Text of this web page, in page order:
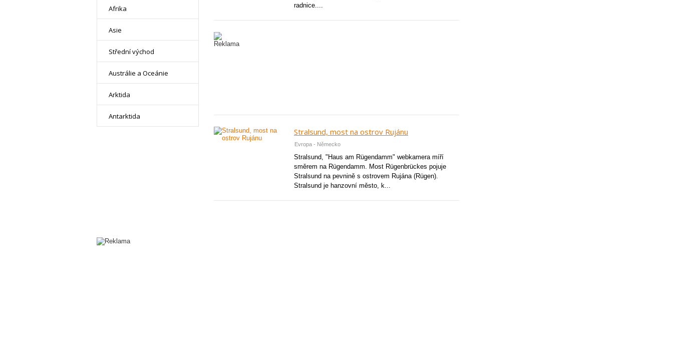
Afrika
Asie
Střední východ
Austrálie a Oceánie
Arktida
Antarktida
radnice....
Stralsund, most na ostrov Rujánu
Evropa - Německo
Stralsund, "Haus am Rügendamm" webkamera míří
směrem na Rügendamm. Most Rügenbrückes pojuje
Stralsund na pevnině s ostrovem Rujána (Rügen).
Stralsund je hanzovní město, k...